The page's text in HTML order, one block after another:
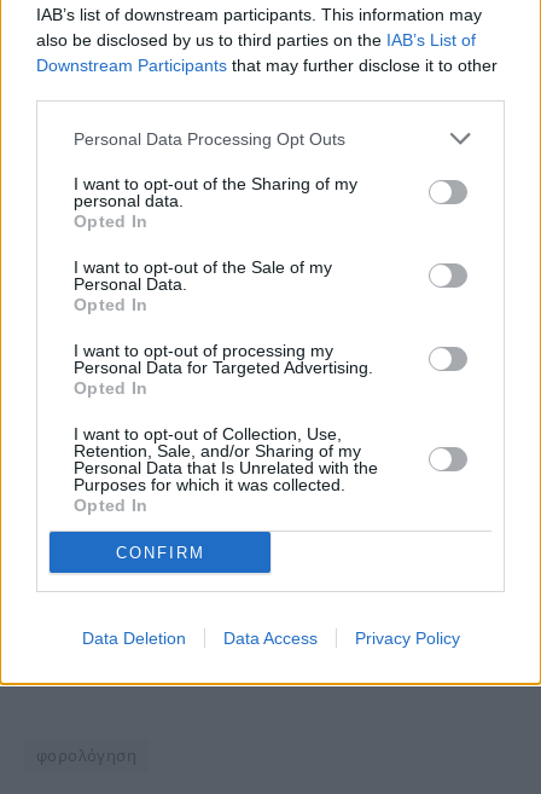
IAB’s list of downstream participants. This information may
also be disclosed by us to third parties on the IAB’s List of
Downstream Participants that may further disclose it to other
Personal Data Processing Opt Outs
I want to opt-out of the Sharing of my
personal data.
Opted In
I want to opt-out of the Sale of my
Personal Data.
Opted In
I want to opt-out of processing my
Personal Data for Targeted Advertising.
Opted In
I want to opt-out of Collection, Use,
Retention, Sale, and/or Sharing of my
Personal Data that Is Unrelated with the
Purposes for which it was collected.
Opted In
CONFIRM
Data Deletion Data Access Privacy Policy
φορολόγηση